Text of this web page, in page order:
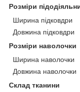
Розміри
Ширина підковдри
Довжина підковдри
Розміри наволочки
Ширина наволочки
Довжина наволочки
Склад тканини